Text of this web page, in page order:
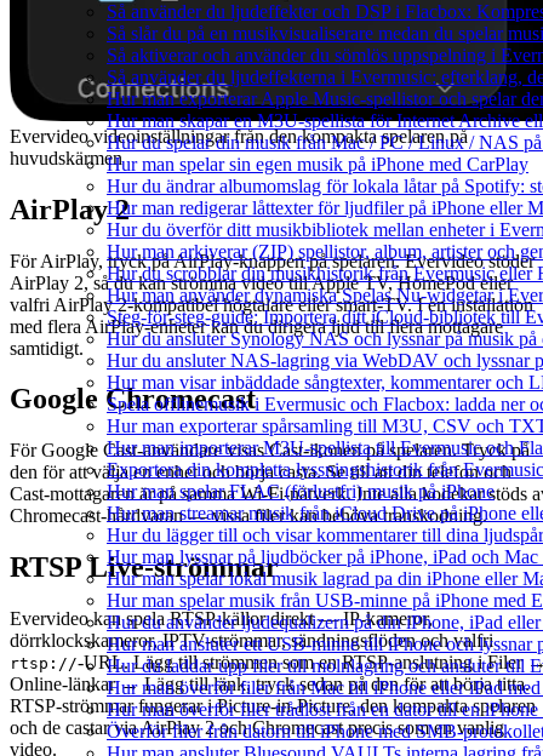
Så använder du ljudeffekter och DSP i Flacbox:
Så slår du på en musikvisualiserare medan du spelar
Så aktiverar och använder du sömlös uppspelning i
Så använder du ljudeffekterna i Evermusic: efterklang,
Hur man exporterar Apple Music-spellistor och spelar
Hur man skapar en M3U-spellista för Internet Archive
Hur du spelar din musik från Mac / PC / Linux / NAS
Hur man spelar sin egen musik på iPhone med CarPlay
Hur du ändrar albumomslag för lokala låtar på Spotify:
Hur man redigerar låttexter för ljudfiler på iPhone eller
Hur du överför ditt musikbibliotek mellan enheter i
Hur man arkiverar (ZIP) spellistor, album, artister och
Hur du scrobblar din musikhistorik från Evermusic eller
Hur man använder dynamiska Spelas Nu-widgetar i
Steg-för-steg-guide: Importera ditt iCloud-bibliotek till
Hur du ansluter Synology NAS och lyssnar på musik
Hur du ansluter NAS-lagring via WebDAV och lyssnar
Hur man visar inbäddade sångtexter, kommentarer och
Spela offlinemusik i Evermusic och Flacbox: ladda ner
Hur man exporterar spårsamling till M3U, CSV och
Hur man importerar M3U-spellista till Evermusic och
Exportera din kompletta lyssningshistorik från
Hur man spelar FLAC (förlustfri) musik på iPhone
Hur man streamar musik från iCloud Drive på iPhone
Hur du lägger till och visar kommentarer till dina
Hur man lyssnar på ljudböcker på iPhone, iPad och
Hur man spelar lokal musik lagrad pa din iPhone eller
Hur man spelar musik från USB-minne på iPhone med
Hur du använder ljudequalizern på din iPhone, iPad
Hur man ansluter ett USB-minne till iPhone och lyssnar
Hur du laddar upp filer till molnlagring och ansluter till
Hur man överför filer från Mac till iPhone eller iPad
Hur man överför filer trådlöst från en dator till en
Överför filer från datorn till iPhone med SMB-
Evervideo videoinställningar från den kompakta spelaren på
huvudskärmen
AirPlay 2
För AirPlay, tryck på AirPlay-knappen på spelaren. Evervideo stöder
AirPlay 2, så du kan strömma video till Apple TV, HomePod eller
valfri AirPlay 2-kompatibel högtalare eller smart-TV. I en installation
med flera AirPlay-enheter kan du dirigera ljud till flera mottagare
samtidigt.
Google Chromecast
För Google Cast-användare visas Cast-ikonen på spelaren. Tryck på
den för att välja en enhet och börja casta. Se till att din telefon och
Cast-mottagaren är på samma Wi-Fi-nätverk. Inte alla kodekar stöds
Chromecast-hårdvaran — vissa filer kan behöva transkodning.
RTSP Live-strömmar
Evervideo kan spela RTSP-källor direkt — IP-kameror,
dörrklockskameror, IPTV-strömmar, sändningsflöden och valfri
rtsp://-URL. Lägg till strömmen som en RTSP-anslutning i Filer
Online-länkar → Lägg till länk, tryck sedan på den för att börja titta.
RTSP-strömmar fungerar i Picture-in-Picture, den kompakta spelaren
och de castar via AirPlay 2 och Chromecast precis som en vanlig
video.